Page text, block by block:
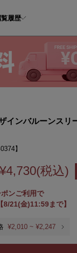
履歴
インバルーンスリ
】
¥4,730(税込)
ンご利用で
21(金)11:59まで】
¥2,010 ~ ¥2,247